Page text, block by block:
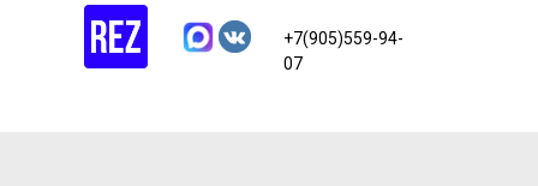
+7(905)559-94-
07